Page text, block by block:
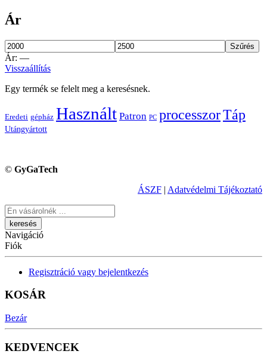
Ár
Szűrés
Ár: —
Visszaállítás
Egy termék se felelt meg a keresésnek.
Eredeti gépház Használt Patron PC processzorTáp
Utángyártott
© GyGaTech
ÁSZF | Adatvédelmi Tájékoztató
Keresés
Navigáció
Fiók
Regisztráció vagy bejelentkezés
KOSÁR
Bezár
KEDVENCEK